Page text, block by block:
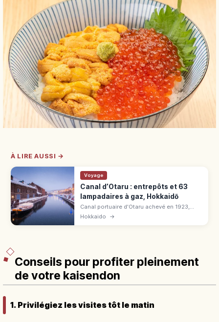
À LIRE AUSSI →
Voyage
Canal d’Otaru : entrepôts et 63
lampadaires à gaz, Hokkaidō
Canal portuaire d'Otaru achevé en 1923,
long de 1 140 m. Entrepôts en pierre, 63
Hokkaido →
Conseils pour profiter pleinement
de votre kaisendon
1. Privilégiez les visites tôt le matin